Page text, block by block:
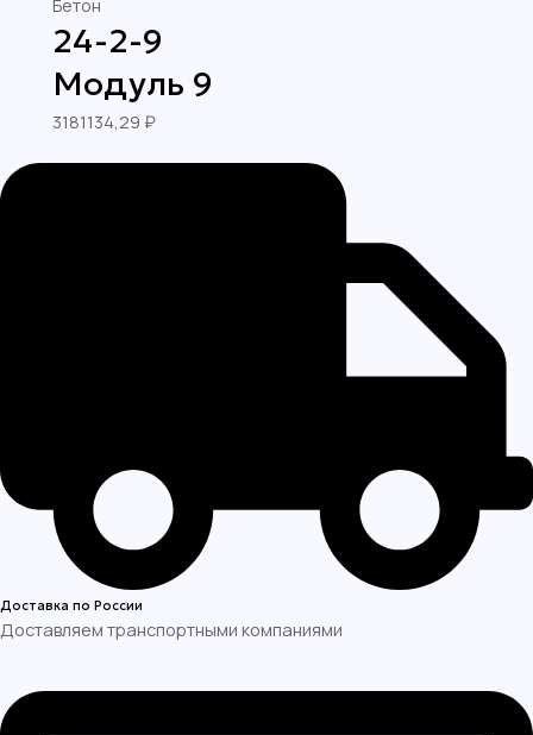
Бетон
24-2-9
Модуль 9
3181134,29 ₽
Доставка по России
Доставляем транспортными компаниями